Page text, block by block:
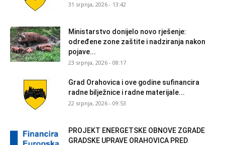
31 srpnja, 2026 - 13:42
Ministarstvo donijelo novo rješenje:
određene zone zaštite i nadziranja nakon
pojave...
23 srpnja, 2026 - 08:17
Grad Orahovica i ove godine sufinancira
radne bilježnice i radne materijale...
22 srpnja, 2026 - 09:53
PROJEKT ENERGETSKE OBNOVE ZGRADE
GRADSKE UPRAVE ORAHOVICA PRED